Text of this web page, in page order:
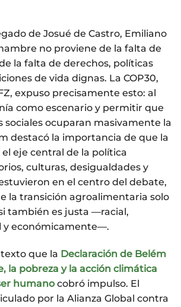
de Josué de Castro, Emiliano
no proviene de la falta de
la falta de derechos, políticas
de vida dignas. La COP30,
expuso precisamente esto: al
como escenario y permitir que
sociales ocuparan masivamente la
destacó la importancia de que la
eje central de la política
culturas, desigualdades y
en el centro del debate,
la transición agroalimentaria solo
también es justa —racial,
y económicamente—.
que la Declaración de Belém
la pobreza y la acción climática
humano cobró impulso. El
por la Alianza Global contra